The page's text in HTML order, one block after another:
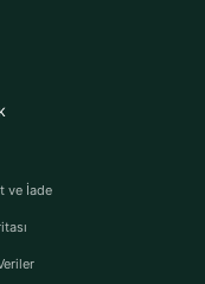
ve İade